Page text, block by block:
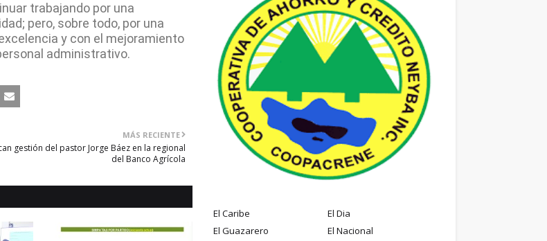
trabajando por una
pero, sobre todo, por una
y con el mejoramiento
administrativo.
MÁS RECIENTE
gestión del pastor Jorge Báez en la regional
del Banco Agrícola
El Caribe
El Dia
El Guazarero
El Nacional